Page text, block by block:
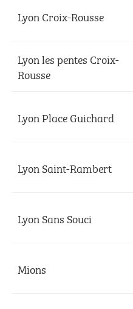
Lyon Croix-Rousse
Lyon les pentes Croix-
Rousse
Lyon Place Guichard
Lyon Saint-Rambert
Lyon Sans Souci
Mions